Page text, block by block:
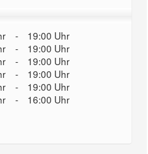
-
19:00 Uhr
-
19:00 Uhr
-
19:00 Uhr
-
19:00 Uhr
-
19:00 Uhr
- 16:00 Uhr